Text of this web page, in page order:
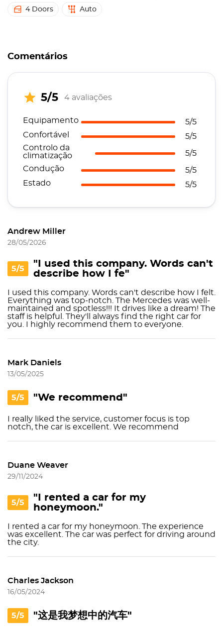
4 Doors Auto
Comentários
5/5 4 avaliações
Equipamento
5/5
Confortável
5/5
Controlo da
climatização
5/5
Condução
5/5
Estado
5/5
Andrew Miller
28/05/2026
5/5
"I used this company. Words can't
describe how I fe"
I used this company. Words can't describe how I felt.
Everything was top-notch. The Mercedes was well-
maintained and spotless!!! It drives like a dream! The
staff is helpful. They'll always find the right car for
you. I highly recommend them to everyone.
Mark Daniels
13/05/2025
5/5 "We recommend"
I really liked the service, customer focus is top
notch, the car is excellent. We recommend
Duane Weaver
29/11/2024
5/5
"I rented a car for my
honeymoon."
I rented a car for my honeymoon. The experience
was excellent. The car was perfect for driving around
the city.
Charles Jackson
16/05/2024
5/5 "这是我梦想中的汽车"